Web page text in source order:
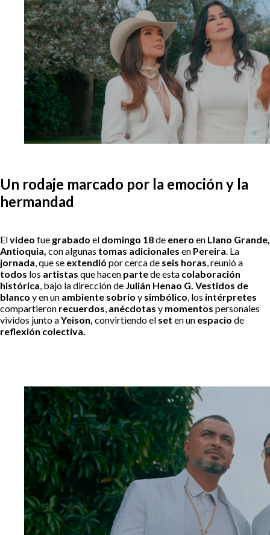
Un rodaje marcado por la emoción y la
hermandad
Elvideo fue grabado el domingo 18de enero en Llano Grande,
Antioquia, con algunas tomas adicionales en Pereira . La
jornada , que se extendió por cerca de seis horas , reunió a
todos los artistas que hacen partede esta colaboración
histórica , bajo la dirección de Julián Henao G. Vestidos de
blanco y en un ambiente sobrio y simbólico , los intérpretes
compartieron recuerdos anécdotas y momentos personales
vividos junto aYeison, convirtiendo el set en un espacio de
reflexión colectiva.